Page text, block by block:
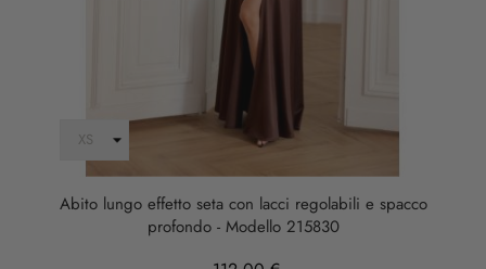
Abito lungo effetto seta con lacci regolabili e spacco
profondo - Modello 215830